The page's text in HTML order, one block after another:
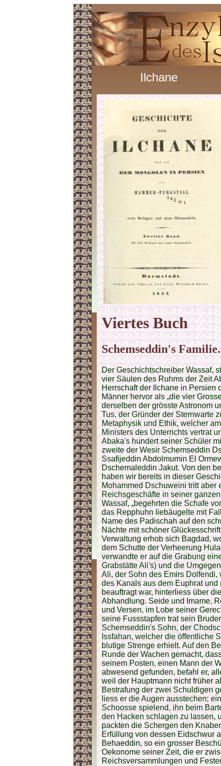
Ilchane
Viertes Buch
Schemseddin's Familie.
Der Geschichtschreiber Wassaf,
vier Säulen des Ruhms der Zeit
Herrschaft der Ilchane in Persien
Männer hervor als „die vier
derselben der grösste Astronom
Tus, der Gründer der Sternwarte
Metaphysik und Ethik, welcher
Ministers des Unterrichts vertrat
Abaka's hundert seiner Schüler
zweite der Wesir Schemseddin
Ssafijeddin Abdolmumin El
Dschemaleddin Jakut. Von den
haben wir bereits in dieser
Mohammed Dschuweini tritt aber
Reichsgeschäfte in seiner
Wassaf, „begehrten die Schafe
das Repphuhn liebäugelte mit
Name des Padischah auf den
Nächte mit schöner
Verwaltung erhob sich Bagdad,
dem Schutte der Verheerung
verwandte er auf die Grabung
Grabstätte Ali's) und die
Ali, der Sohn des Emirs
des Kanals aus dem Euphrat
beauftragt war, hinterliess über
Abhandlung. Seide und Imame,
und Versen, im Lobe seiner
seine Fussstapfen trat sein
Schemseddin's Sohn, der
Issfahan, welcher die öffentliche
blutige Strenge erhielt. Auf den
Runde der Wachen gemacht,
seinem Posten, einen Mann der
abwesend gefunden, befahl er,
weil der Hauptmann nicht früher
Bestrafung der zwei Schuldigen
liess er die Augen ausstechen;
Schoosse spielend, ihn beim
den Hacken schlagen zu lassen,
packten die Schergen den
Erfüllung von dessen Eidschwur
Behaeddin, so ein grosser
Oekonome seiner Zeit, die er
Reichsversammlungen und